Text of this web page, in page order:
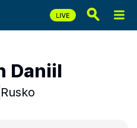
Daniil
Rusko